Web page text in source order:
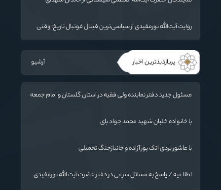
روایت آیت‌الله نورمفیدی از سیاسی‌ترین فینال فوتبال تاریخ؛ وقتی
پربازدیدترین اخبار آرشیو
مسئول جدید دفتر نماینده ولی فقیه در استان گلستان و امام جمعه
با خانواده خلبان شهید محمد جواد بای
با عاشور بردی اتک پور آزاده و جانبازجنگ تحمیلی
اطلاعیه / پاسخ به مسائل شرعی در دفتر حضرت آیت الله نورمفیدی